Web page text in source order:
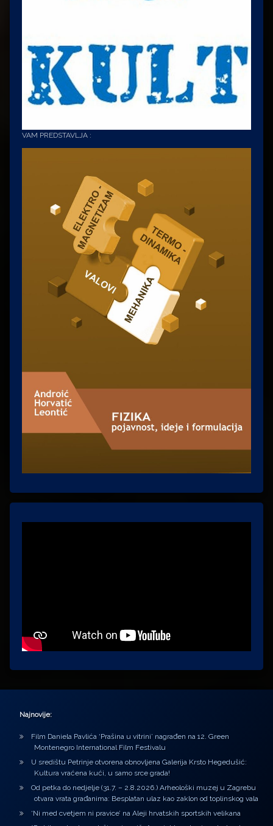
VAM PREDSTAVLJA :
Najnovije:
Film Daniela Pavlića ‘Prašina u vitrini’ nagrađen na 12. Green
Montenegro International Film Festivalu
U središtu Petrinje otvorena obnovljena Galerija Krsto Hegedušić:
Kultura vraćena kući, u samo srce grada!
Od petka do nedjelje (31.7. – 2.8.2026.) Arheološki muzej u Zagrebu
otvara vrata građanima: Besplatan ulaz kao zaklon od toplinskog vala
‘Ni med cvetjem ni pravice’ na Aleji hrvatskih sportskih velikana